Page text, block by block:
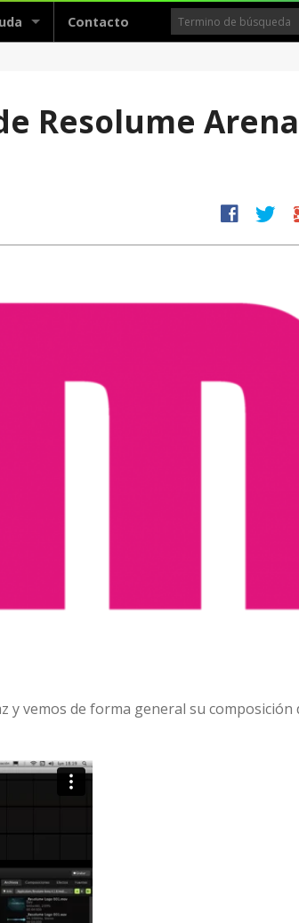
Contacto
Resolume Arena
facebook twitter
y vemos de forma general su composición